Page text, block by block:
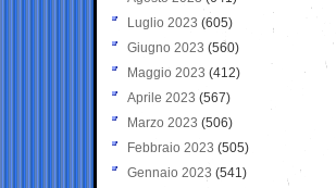
Luglio 2023 (605)
Giugno 2023 (560)
Maggio 2023 (412)
Aprile 2023 (567)
Marzo 2023 (506)
Febbraio 2023 (505)
Gennaio 2023 (541)